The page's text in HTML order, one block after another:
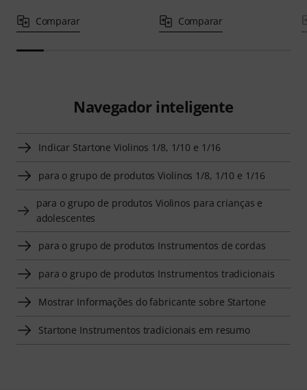
Comparar Comparar
Navegador inteligente
Indicar Startone Violinos 1/8, 1/10 e 1/16
para o grupo de produtos Violinos 1/8, 1/10 e 1/16
para o grupo de produtos Violinos para crianças e
adolescentes
para o grupo de produtos Instrumentos de cordas
para o grupo de produtos Instrumentos tradicionais
Mostrar Informações do fabricante sobre Startone
Startone Instrumentos tradicionais em resumo